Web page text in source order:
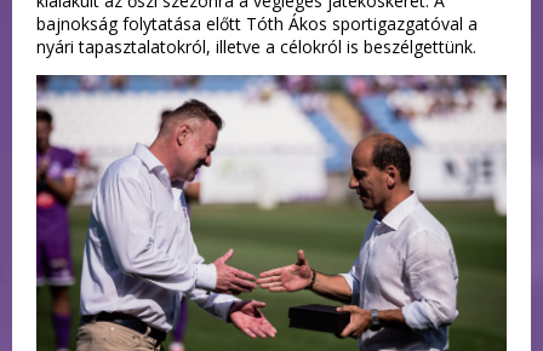
bajnokság folytatása előtt Tóth Ákos sportigazgatóval a
nyári tapasztalatokról, illetve a célokról is beszélgettünk.